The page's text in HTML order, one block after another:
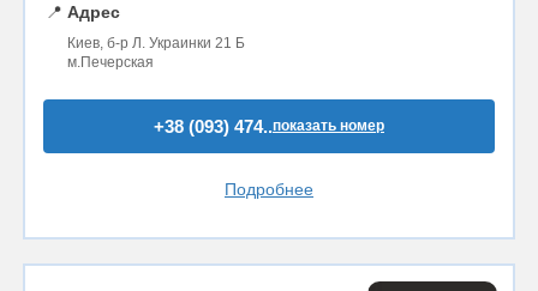
📍 Адрес
Киев, б-р Л. Украинки 21 Б
м.Печерская
+38 (093) 474..показать номер
Подробнее